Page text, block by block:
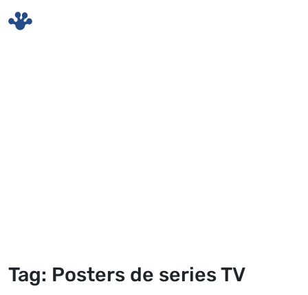
Tag: Posters de series TV